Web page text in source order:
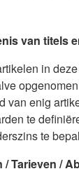
van titels
in
van enig
te
te
/ Tarieven /